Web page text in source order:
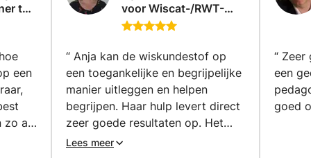
waarschijnlijkheden: beschrijvende en inferentiële
statistiek (univariate en bivariate) (met
secundair en hoger onderwijs.
tot
een
zo af
voor Wiscat-/RWT-
toets, Landelijke
andere Rekentoetsen
Pabo (Enkhuizen)
“ Anja kan de wiskundestof op
een toegankelijke en begrijpelijke
manier uitleggen en helpen
begrijpen. Haar hulp levert direct
zeer goede resultaten op. Het
kennisoverdrachtsysteem van
Lees meer
“ Zeer
een
pedagogie.
goed